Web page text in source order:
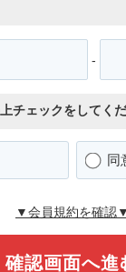
-
チェックをしてく
同
▼会員規約を確認▼